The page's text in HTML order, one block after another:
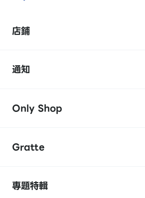
店鋪
通知
Only Shop
Gratte
專題特輯